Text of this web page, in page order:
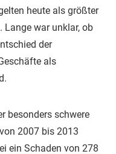
heute als größter
Lange war unklar, ob
der
als
besonders schwere
2007 bis 2013
ein Schaden von 278